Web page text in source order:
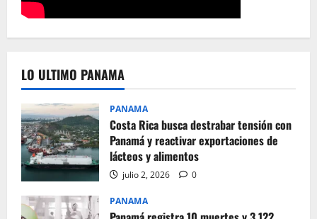
LO ULTIMO PANAMA
PANAMA
Costa Rica busca destrabar tensión con
Panamá y reactivar exportaciones de
lácteos y alimentos
julio 2, 2026 0
PANAMA